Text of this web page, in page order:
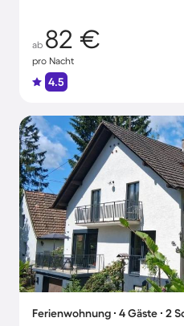
ab 82 €
pro Nacht
4.5
Ferienwohnung ∙ 4 Gäste ∙ 2